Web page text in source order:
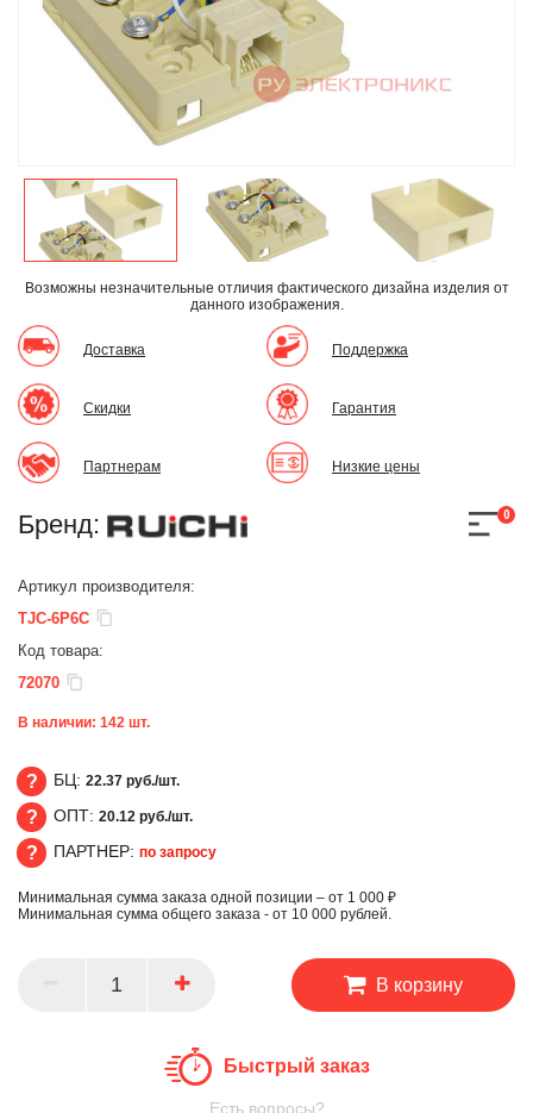
Возможны незначительные отличия фактического дизайна изделия от
данного изображения.
Доставка
Скидки
Партнерам
Поддержка
Гарантия
Низкие цены
Бренд: 0
Артикул производителя:
TJC-6P6C
Код товара:
72070
В наличии: 142 шт.
БЦ
БЦ: 22.37 руб./шт.
ОПТ
ОПТ: 20.12 руб./шт.
ПАРТНЕР
ПАРТНЕР: по запросу
Минимальная сумма заказа одной позиции – от 1 000 ₽
Минимальная сумма общего заказа - от 10 000 рублей.
В корзину
Быстрый заказ
Есть вопросы?